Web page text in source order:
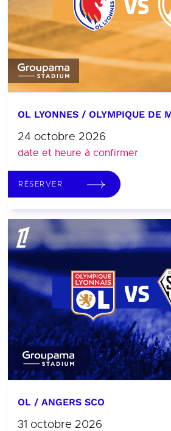
OL LYONNES / OLYMPIQUE DE
24 octobre 2026
date et heure à confirmer
RÉSERVER
OL / ANGERS SCO
31 octobre 2026